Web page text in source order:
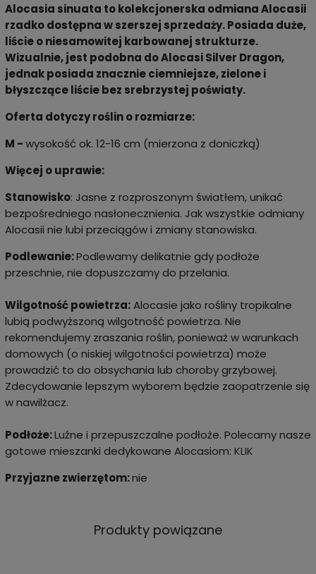
Alocasia sinuata to kolekcjonerska odmiana Alocasii
rzadko dostępna w szerszej sprzedaży. Posiada duże,
liście o niesamowitej karbowanej strukturze.
Wizualnie, jest podobna do Alocasi Silver Dragon,
jednak posiada znacznie ciemniejsze, zielone i
błyszczące liście bez srebrzystej poświaty.
Oferta dotyczy roślin o rozmiarze:
M -wysokość ok. 12-16 cm (mierzona z doniczką)
Więcej o uprawie:
Stanowisko: Jasne z rozproszonym światłem, unikać
bezpośredniego nasłonecznienia. Jak wszystkie odmiany
Alocasii nie lubi przeciągów i zmiany stanowiska.
Podlewanie:Podlewamy delikatnie gdy podłoże
przeschnie, nie dopuszczamy do przelania.
Wilgotność powietrza:Alocasie jako rośliny tropikalne
lubią podwyższoną wilgotność powietrza. Nie
rekomendujemy zraszania roślin, ponieważ w warunkach
domowych (o niskiej wilgotności powietrza) może
prowadzić to do obsychania lub choroby grzybowej.
Zdecydowanie lepszym wyborem będzie zaopatrzenie się
w nawilżacz.
Podłoże:Luźne i przepuszczalne podłoże. Polecamy nasze
gotowe mieszanki dedykowane Alocasiom: KLIK
Przyjazne zwierzętom:nie
Produkty powiązane